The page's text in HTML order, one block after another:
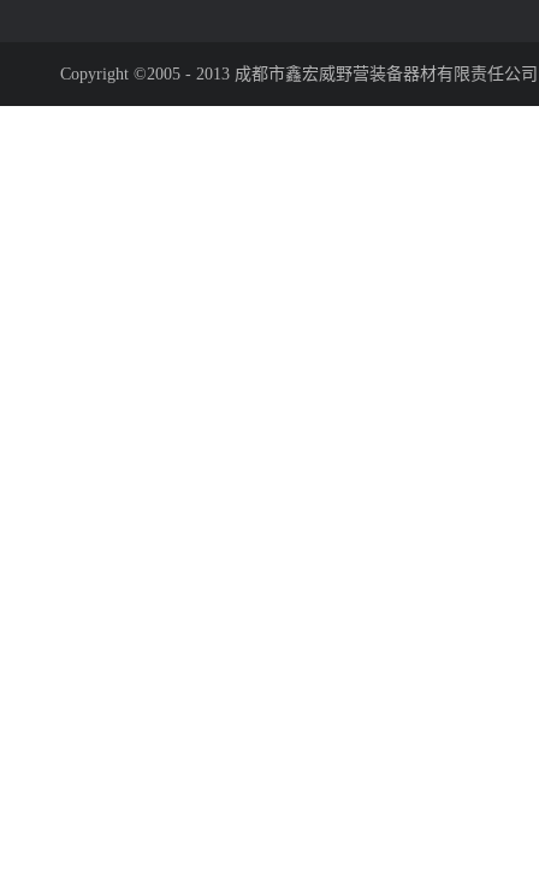
Copyright ©2005 - 2013 成都市鑫宏威野营装备器材有限责任公司